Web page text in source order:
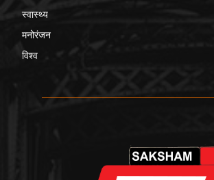
स्वास्थ्य
मनोरंजन
विश्व